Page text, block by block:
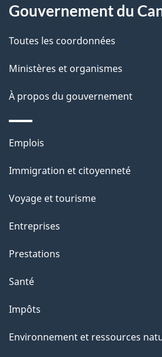
i
l
s
d
e
l
a
p
a
g
e
propos
de
ce
site
Gouvernement du
Toutes les coordonnées
Ministères et organismes
À propos du gouvernement
Thèmes
sujets
Emplois
Immigration et citoyenneté
Voyage et tourisme
Entreprises
Prestations
Santé
Impôts
Environnement et ressources